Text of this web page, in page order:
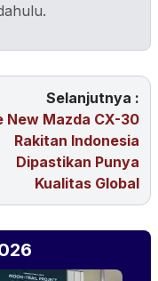
Selanjutnya :
New Mazda CX-30
Rakitan Indonesia
Dipastikan Punya
Kualitas Global